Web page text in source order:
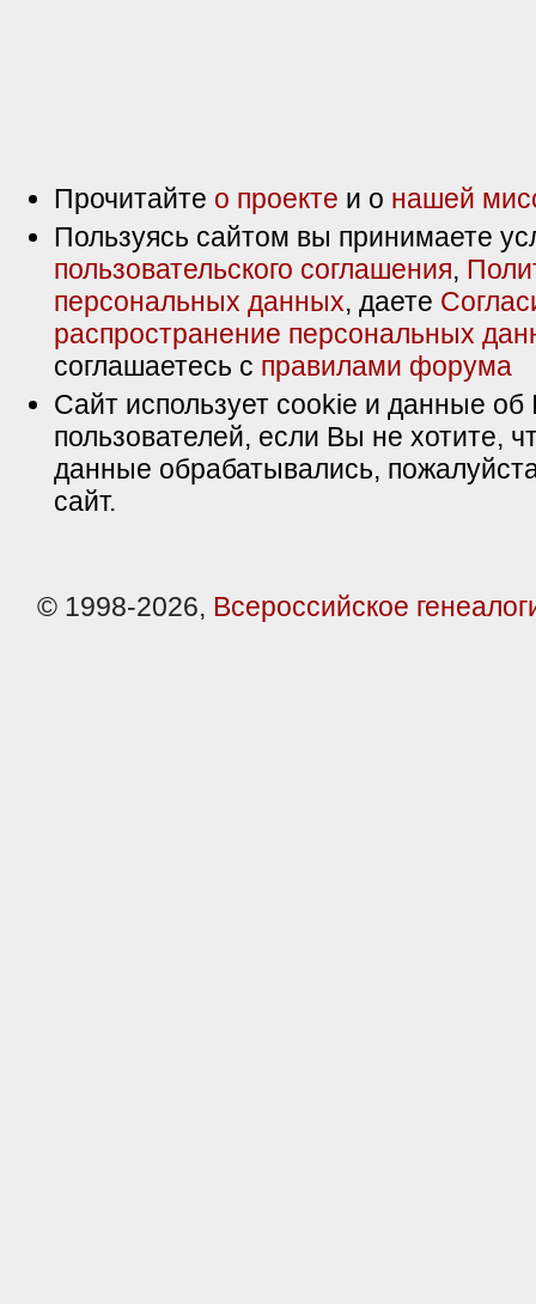
Прочитайте о проекте и о нашей
Пользуясь сайтом вы принимаете
пользовательского соглашения,
персональных данных, даете
распространение персональных
соглашаетесь с правилами форума
Сайт использует cookie и данные об
пользователей, если Вы не хотите,
данные обрабатывались,
сайт.
© 1998-2026, Всероссийское